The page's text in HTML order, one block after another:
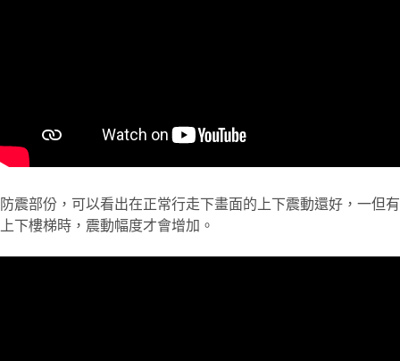
防震部份，可以看出在正常行走下畫面的上下震動還好，一但有
上下樓梯時，震動幅度才會增加。